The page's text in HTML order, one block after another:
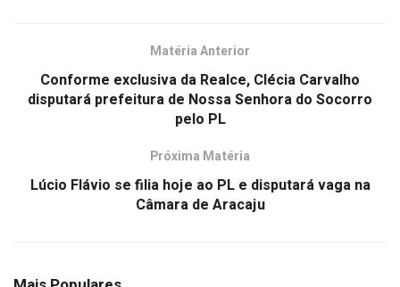
Matéria Anterior
Conforme exclusiva da Realce, Clécia Carvalho
disputará prefeitura de Nossa Senhora do Socorro
pelo PL
Próxima Matéria
Lúcio Flávio se filia hoje ao PL e disputará vaga na
Câmara de Aracaju